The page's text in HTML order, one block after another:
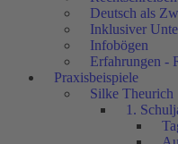
Deutsch als
Inklusiver
Infobögen
Erfahrungen -
Praxisbeispiele
Silke Theurich
1.